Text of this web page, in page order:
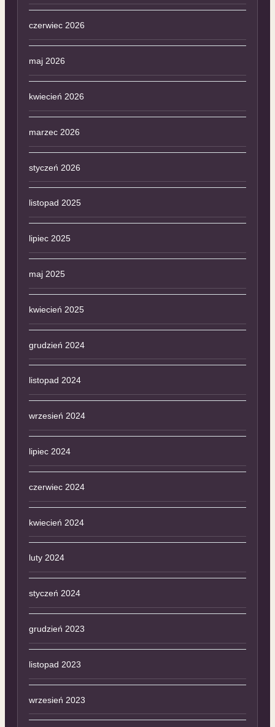
czerwiec 2026
maj 2026
kwiecień 2026
marzec 2026
styczeń 2026
listopad 2025
lipiec 2025
maj 2025
kwiecień 2025
grudzień 2024
listopad 2024
wrzesień 2024
lipiec 2024
czerwiec 2024
kwiecień 2024
luty 2024
styczeń 2024
grudzień 2023
listopad 2023
wrzesień 2023